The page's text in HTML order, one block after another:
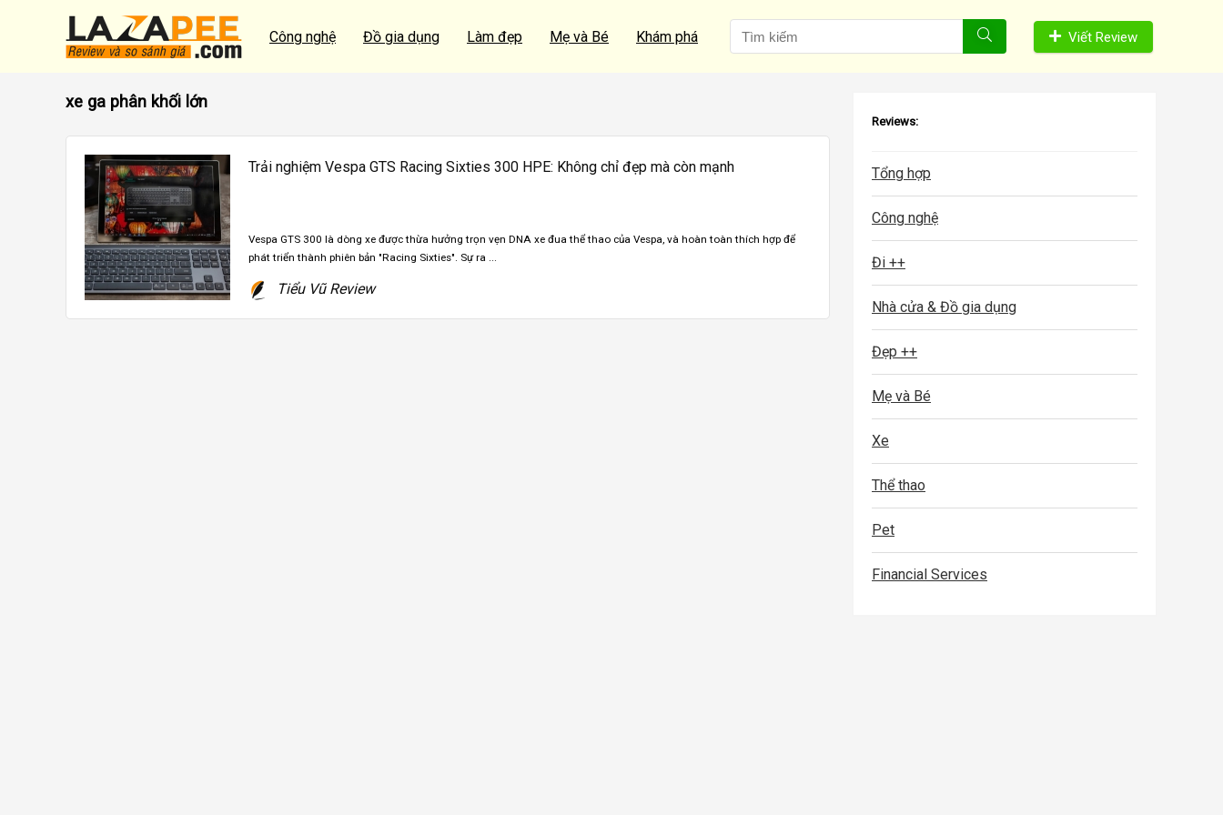
Công nghệ Đồ gia dụng Làm đẹp Mẹ và Bé Khám phá Viết Review
xe ga phân khối lớn
Trải nghiệm Vespa GTS Racing Sixties 300 HPE: Không chỉ đẹp mà còn mạnh
Vespa GTS 300 là dòng xe được thừa hưởng trọn vẹn DNA xe đua thể thao của Vespa, và hoàn toàn thích hợp để
phát triển thành phiên bản "Racing Sixties". Sự ra ...
Tiểu Vũ Review
Reviews:
Tổng hợp
Công nghệ
Đi ++
Nhà cửa & Đồ gia dụng
Đẹp ++
Mẹ và Bé
Xe
Thể thao
Pet
Financial Services